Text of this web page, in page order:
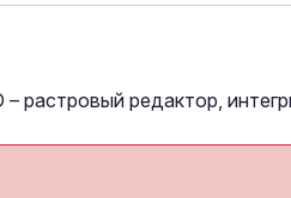
растровый редактор,